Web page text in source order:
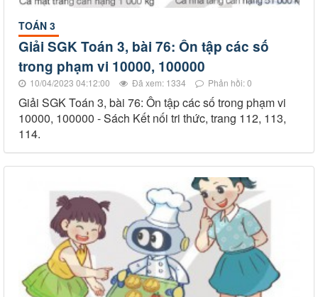
TOÁN 3
Giải SGK Toán 3, bài 76: Ôn tập các số
trong phạm vi 10000, 100000
10/04/2023 04:12:00 Đã xem: 1334 Phản hồi: 0
Giải SGK Toán 3, bài 76: Ôn tập các số trong phạm vi
10000, 100000 - Sách Kết nối tri thức, trang 112, 113,
114.